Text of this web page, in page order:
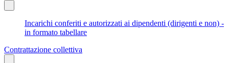
Incarichi conferiti e autorizzati ai dipendenti (dirigenti e non) -
in formato tabellare
Contrattazione collettiva